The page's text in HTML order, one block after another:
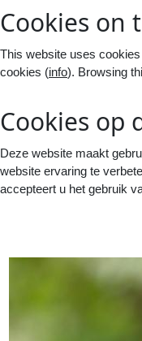
Cookies on
This website uses
cookies (info). Browsing
Cookies op
Deze website maakt
website ervaring te
accepteert u het gebruik